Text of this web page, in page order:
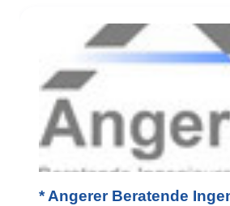
* Angerer Beratende